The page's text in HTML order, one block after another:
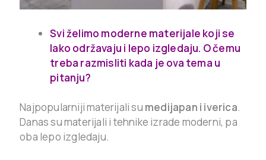
Svi želimo moderne materijale koji se
lako održavaju i lepo izgledaju. O čemu
treba razmisliti kada je ova tema u
pitanju?
Najpopularniji materijali su medijapan i iverica.
Danas su materijali i tehnike izrade moderni, pa
oba lepo izgledaju.